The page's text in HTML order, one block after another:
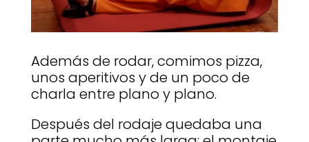
Además de rodar, comimos pizza,
unos aperitivos y de un poco de
charla entre plano y plano.
Después del rodaje quedaba una